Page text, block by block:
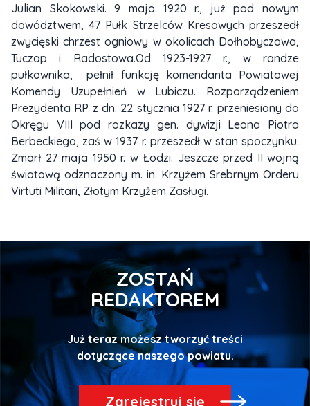
Julian Skokowski. 9 maja 1920 r., już pod nowym
dowództwem, 47 Pułk Strzelców Kresowych przeszedł
zwycięski chrzest ogniowy w okolicach Dołhobyczowa,
Tuczap i Radostowa.Od 1923-1927 r., w randze
pułkownika, pełnił funkcję komendanta Powiatowej
Komendy Uzupełnień w Lubiczu. Rozporządzeniem
Prezydenta RP z dn. 22 stycznia 1927 r. przeniesiony do
Okręgu VIII pod rozkazy gen. dywizji Leona Piotra
Berbeckiego, zaś w 1937 r. przeszedł w stan spoczynku.
Zmarł 27 maja 1950 r. w Łodzi. Jeszcze przed II wojną
światową odznaczony m. in. Krzyżem Srebrnym Orderu
Virtuti Militari, Złotym Krzyżem Zasługi.
ZOSTAŃ
REDAKTOREM
Już teraz możesz tworzyć treści
dotyczące naszego powiatu.
Zarejestruj się